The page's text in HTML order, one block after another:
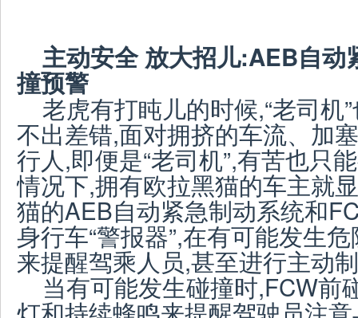
主动安全 放大招儿:AEB自动
撞预警
老虎有打盹儿的时候,“老司机
不出差错,面对拥挤的车流、加
行人,即便是“老司机”,有苦也只
情况下,拥有欧拉黑猫的车主就
猫的AEB自动紧急制动系统和
身行车“警报器”,在有可能发生
来提醒驾乘人员,甚至进行主动
当有可能发生碰撞时,FCW前